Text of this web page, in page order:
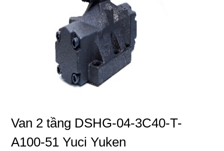
Van 2 tầng DSHG-04-3C40-T-
A100-51 Yuci Yuken